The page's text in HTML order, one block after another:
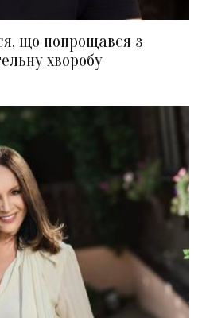
що попрощався з
хворобу